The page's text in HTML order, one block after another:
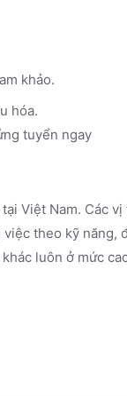
khảo.
hóa.
tuyển ngay
Việt Nam. Các
theo kỹ năng,
luôn ở mức